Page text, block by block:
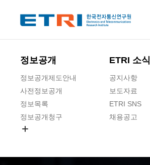
정보공개
정보공개제도안내
사전정보공개
정보목록
정보공개청구
ETRI 소식
공지사항
보도자료
ETRI SNS
채용공고